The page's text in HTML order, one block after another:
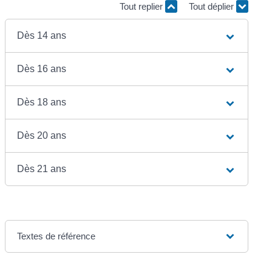
Tout replier Tout déplier
Dès 14 ans
Dès 16 ans
Dès 18 ans
Dès 20 ans
Dès 21 ans
Textes de référence